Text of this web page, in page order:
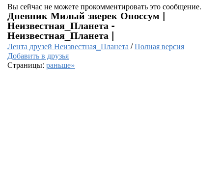
Вы сейчас не можете прокомментировать это сообщение.
Дневник Милый зверек Опоссум |
Неизвестная_Планета -
Неизвестная_Планета |
Лента друзей Неизвестная_Планета/Полная версия
Добавить в друзья
Страницы: раньше»